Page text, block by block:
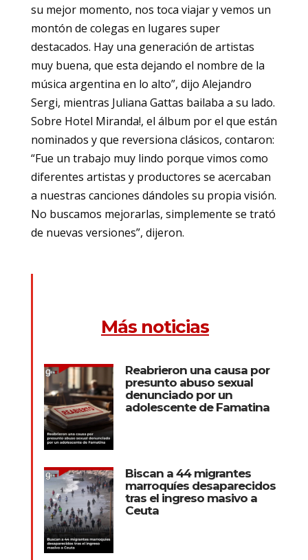
su mejor momento, nos toca viajar y vemos un
montón de colegas en lugares super
destacados. Hay una generación de artistas
muy buena, que esta dejando el nombre de la
música argentina en lo alto”, dijo Alejandro
Sergi, mientras Juliana Gattas bailaba a su lado.
Sobre Hotel Miranda!, el álbum por el que están
nominados y que reversiona clásicos, contaron:
“Fue un trabajo muy lindo porque vimos como
diferentes artistas y productores se acercaban
a nuestras canciones dándoles su propia visión.
No buscamos mejorarlas, simplemente se trató
de nuevas versiones”, dijeron.
Más noticias
Reabrieron una causa por
presunto abuso sexual
denunciado por un
adolescente de Famatina
Biscan a 44 migrantes
marroquíes desaparecidos
tras el ingreso masivo a
Ceuta